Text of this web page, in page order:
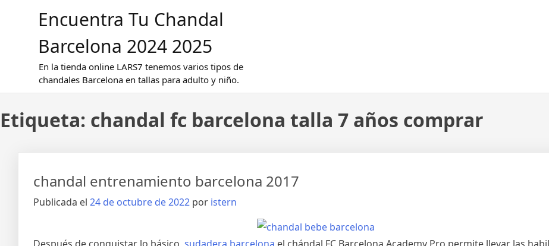
Encuentra Tu Chandal
Barcelona 2024 2025
En la tienda online LARS7 tenemos varios tipos de
chandales Barcelona en tallas para adulto y niño.
Etiqueta: chandal fc barcelona talla 7 años comprar
chandal entrenamiento barcelona 2017
Publicada el 24 de octubre de 2022 por istern